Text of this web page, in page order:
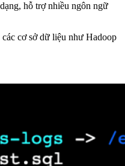
hỗ trợ nhiều ngôn ngữ
cơ sở dữ liệu như Hadoop